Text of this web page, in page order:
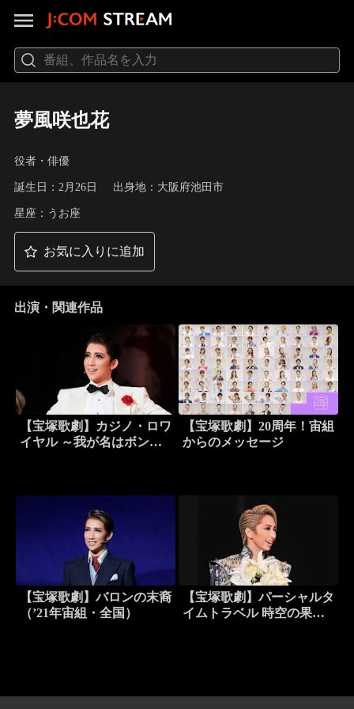
夢風咲也花
役者・俳優
誕生日：2月26日 出身地：大阪府池田市
星座：うお座
お気に入りに追加
出演・関連作品
【宝塚歌劇】カジノ・ロワ
イヤル ～我が名はボンド
【宝塚歌劇】20周年！宙組
からのメッセージ
【宝塚歌劇】バロンの末裔
（’21年宙組・全国）
【宝塚歌劇】パーシャルタ
イムトラベル 時空の果て